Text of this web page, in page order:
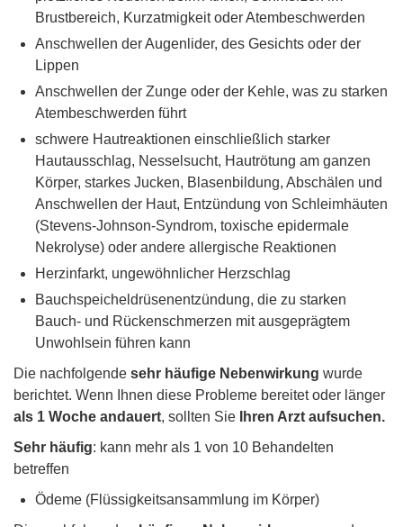
Brustbereich, Kurzatmigkeit oder Atembeschwerden
Anschwellen der Augenlider, des Gesichts oder der
Lippen
Anschwellen der Zunge oder der Kehle, was zu starken
Atembeschwerden führt
schwere Hautreaktionen einschließlich starker
Hautausschlag, Nesselsucht, Hautrötung am ganzen
Körper, starkes Jucken, Blasenbildung, Abschälen und
Anschwellen der Haut, Entzündung von Schleimhäuten
(Stevens-Johnson-Syndrom, toxische epidermale
Nekrolyse) oder andere allergische Reaktionen
Herzinfarkt, ungewöhnlicher Herzschlag
Bauchspeicheldrüsenentzündung, die zu starken
Bauch- und Rückenschmerzen mit ausgeprägtem
Unwohlsein führen kann
Die nachfolgende sehr häufige Nebenwirkung wurde
berichtet. Wenn Ihnen diese Probleme bereitet oder länger
als 1 Woche andauert, sollten Sie
Ihren Arzt aufsuchen.
Sehr häufig: kann mehr als 1 von 10 Behandelten
betreffen
Ödeme (Flüssigkeitsansammlung im Körper)